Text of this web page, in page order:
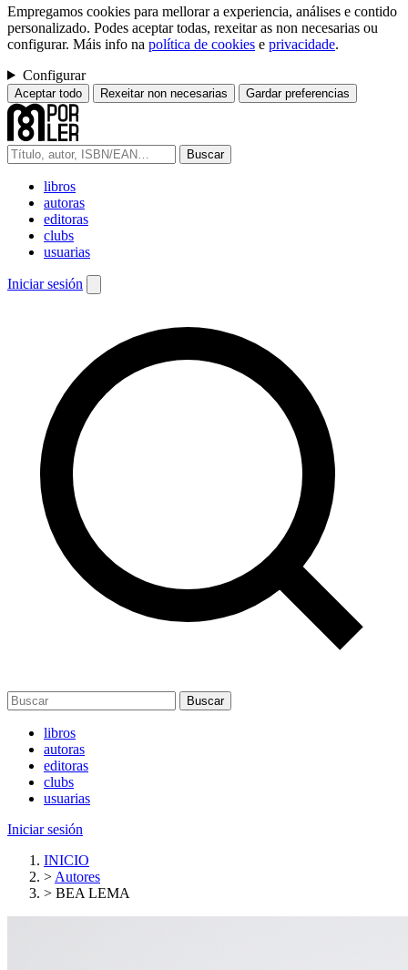
Empregamos cookies para mellorar a experiencia, análises e contido
personalizado. Podes aceptar todas, rexeitar as non necesarias ou
configurar. Máis info na política de cookies e privacidade.
Configurar
Aceptar todo Rexeitar non necesarias Gardar preferencias
Buscar
libros
autoras
editoras
clubs
usuarias
Iniciar sesión
Buscar
libros
autoras
editoras
clubs
usuarias
Iniciar sesión
INICIO
> Autores
> BEA LEMA